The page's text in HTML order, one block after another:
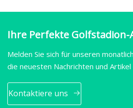
Ihre Perfekte Golfstadion-
Melden Sie sich für unseren
die neuesten Nachrichten und
Kontaktiere uns